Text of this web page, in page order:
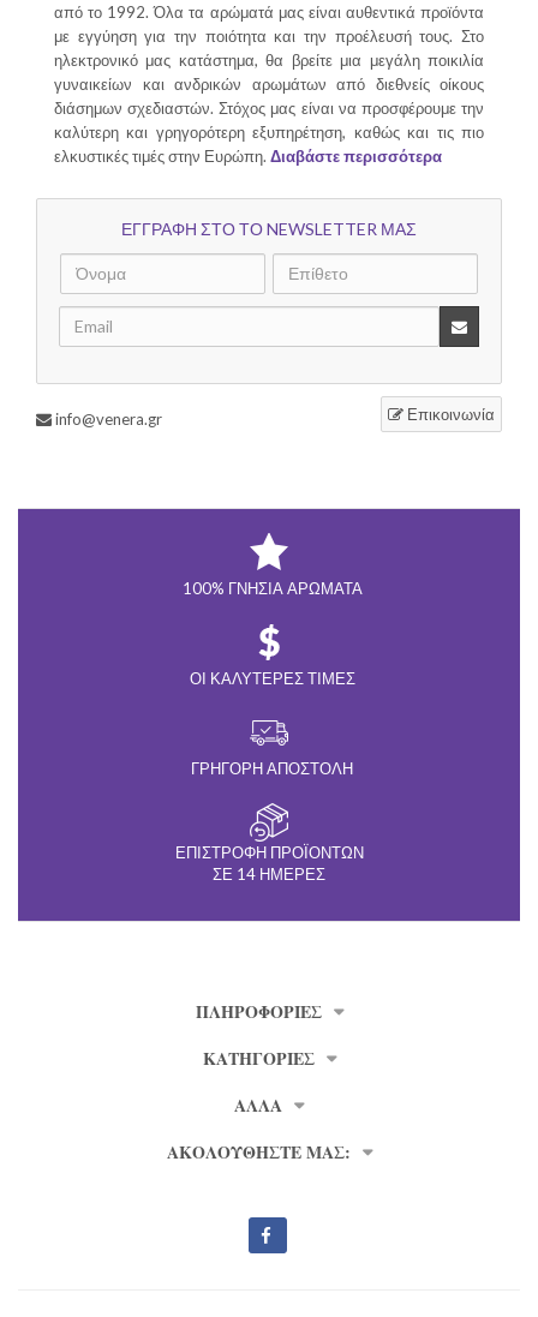
από το 1992. Όλα τα αρώματά μας είναι αυθεντικά προϊόντα
με εγγύηση για την ποιότητα και την προέλευσή τους. Στο
ηλεκτρονικό μας κατάστημα, θα βρείτε μια μεγάλη ποικιλία
γυναικείων και ανδρικών αρωμάτων από διεθνείς οίκους
διάσημων σχεδιαστών. Στόχος μας είναι να προσφέρουμε την
καλύτερη και γρηγορότερη εξυπηρέτηση, καθώς και τις πιο
ελκυστικές τιμές στην Ευρώπη. Διαβάστε περισσότερα
ΕΓΓΡΑΦΗ ΣΤΟ ΤΟ NEWSLETTER ΜΑΣ
Επικοινωνία
info@venera.gr
100% ΓΝΉΣΙΑ ΑΡΏΜΑΤΑ
ΟΙ ΚΑΛΎΤΕΡΕΣ ΤΙΜΈΣ
ΓΡΉΓΟΡΗ ΑΠΟΣΤΟΛΉ
ΕΠΙΣΤΡΟΦΉ ΠΡΟΪΌΝΤΩΝ
ΣΕ 14 ΗΜΈΡΕΣ
ΠΛΗΡΟΦΟΡΊΕΣ
ΚΑΤΗΓΟΡΙΕΣ
ΑΛΛΑ
ΑΚΟΛΟΥΘΗΣΤΕ ΜΑΣ: